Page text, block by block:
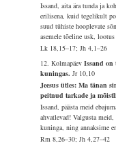
Issand, aita ära tunda ja
erilisena, kuid tegelikult
suud tühiste hooplevate
asemele tõeline usk,
Lk 18,15–17; Jh 4,1–26
12. KolmapäevIssand on
kuningas.Jr 10,10
Jeesus ütles: Ma tänan
peitnud tarkade ja
Issand, päästa meid
ahvatlevad! Valgusta
kuninga, ning annaksime
Rm 8,26–30; Jh 4,27–42